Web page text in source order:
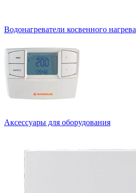
Водонагреватели косвенного нагрева
Аксессуары для оборудования